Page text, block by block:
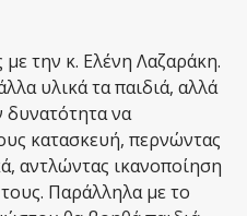
με την κ. Ελένη Λαζαράκη.
υλικά τα παιδιά, αλλά
δυνατότητα να
κατασκευή, περνώντας
αντλώντας ικανοποίηση
τους. Παράλληλα με το